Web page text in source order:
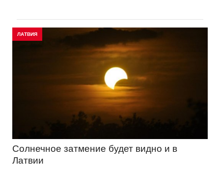
ЛАТВИЯ
Солнечное затмение будет видно и в
Латвии